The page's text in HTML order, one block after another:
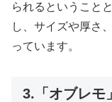
られるということ
し、サイズや厚さ
っています。
3.「オブレモ